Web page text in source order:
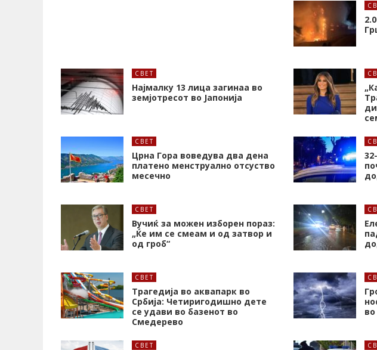
СВЕТ
Најмалку 13 лица загинаа во
земјотресот во Јапонија
СВЕТ
Црна Гора воведува два дена
платено менструално отсуство
месечно
СВЕТ
Вучиќ за можен изборен пораз:
„Ќе им се смеам и од затвор и
од гроб“
СВЕТ
Трагедија во аквапарк во
Србија: Четиригодишно дете
се удави во базенот во
Смедерево
СВЕТ